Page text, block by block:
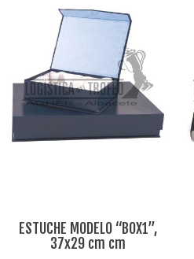
ESTUCHE MODELO “BOX1”,
37x29 cm cm